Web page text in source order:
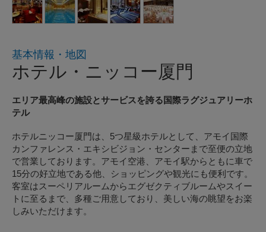
基本情報・地図
ホテル・ニッコー厦門
エリア最高峰の施設とサービスを誇る国際ラグジュアリーホ
テル
ホテルニッコー厦門は、5つ星級ホテルとして、アモイ国際
カンファレンス・エキシビジョン・センターまで至便の立地
で営業しております。アモイ空港、アモイ駅からともに車で
15分の好立地である他、ショッピングや観光にも便利です。
客室はスーペリアルームからエグゼクティブルームやスイー
トに至るまで、多種ご用意しており、美しい海の眺望をお楽
しみいただけます。